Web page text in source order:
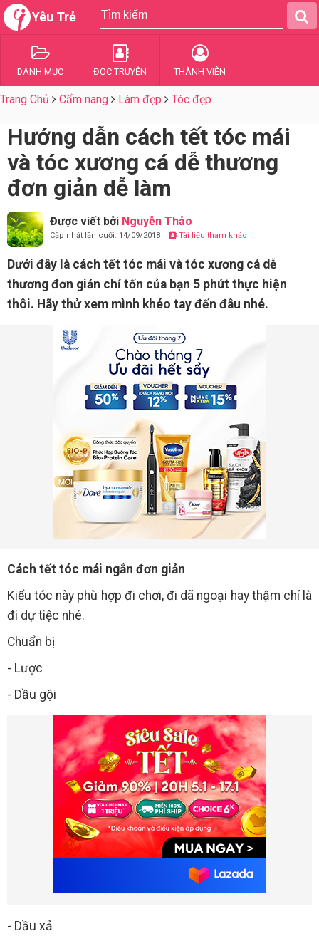
Yêu Trẻ
DANH MỤC ĐỌC TRUYỆN THÀNH VIÊN
Trang Chủ Cẩm nang Làm đẹp Tóc đẹp
Hướng dẫn cách tết tóc mái
và tóc xương cá dễ thương
đơn giản dễ làm
Được viết bởi Nguyễn Thảo
Cập nhật lần cuối: 14/09/2018 Tài liệu tham khảo
Dưới đây là cách tết tóc mái và tóc xương cá dễ
thương đơn giản chỉ tốn của bạn 5 phút thực hiện
thôi. Hãy thử xem mình khéo tay đến đâu nhé.
Cách tết tóc mái ngắn đơn giản
Kiểu tóc này phù hợp đi chơi, đi dã ngoại hay thậm chí là
đi dự tiệc nhé.
Chuẩn bị
- Lược
- Dầu gội
- Dầu xả